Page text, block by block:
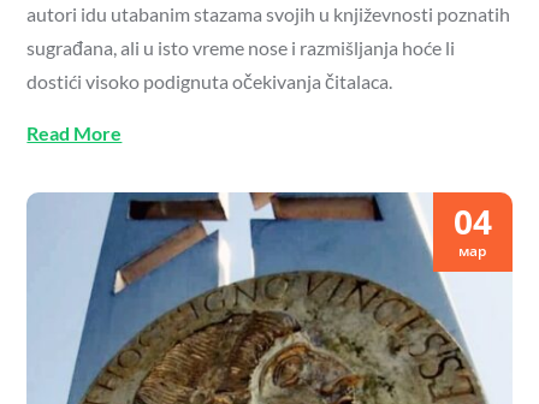
autori idu utabanim stazama svojih u književnosti poznatih
sugrađana, ali u isto vreme nose i razmišljanja hoće li
dostići visoko podignuta očekivanja čitalaca.
Read More
04
мар